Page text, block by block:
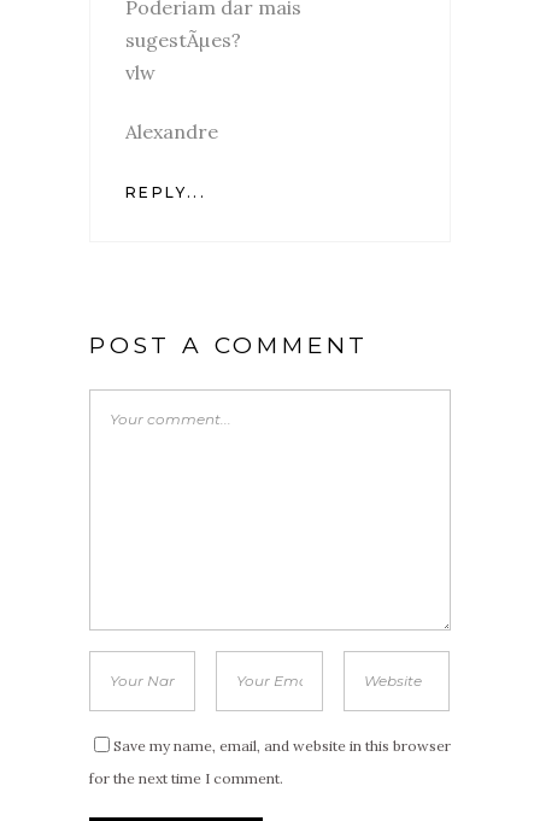
Poderiam dar mais
sugestÃµes?
vlw
Alexandre
REPLY...
POST A COMMENT
Save my name, email, and website in this browser
for the next time I comment.